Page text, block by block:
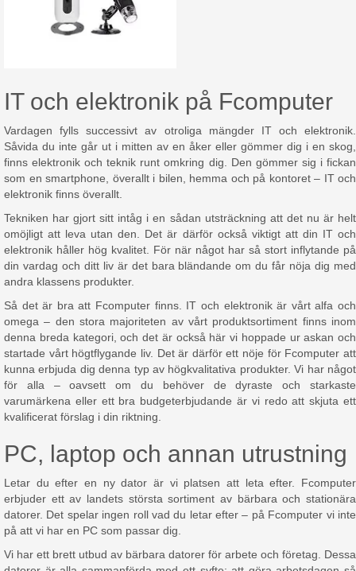
IT och elektronik på Fcomputer
Vardagen fylls successivt av otroliga mängder IT och elektronik.
Såvida du inte går ut i mitten av en åker eller gömmer dig i en skog,
finns elektronik och teknik runt omkring dig. Den gömmer sig i fickan
som en smartphone, överallt i bilen, hemma och på kontoret – IT och
elektronik finns överallt.
Tekniken har gjort sitt intåg i en sådan utsträckning att det nu är helt
omöjligt att leva utan den. Det är därför också viktigt att din IT och
elektronik håller hög kvalitet. För när något har så stort inflytande på
din vardag och ditt liv är det bara bländande om du får nöja dig med
andra klassens produkter.
Så det är bra att Fcomputer finns. IT och elektronik är vårt alfa och
omega – den stora majoriteten av vårt produktsortiment finns inom
denna breda kategori, och det är också här vi hoppade ur askan och
startade vårt högtflygande liv. Det är därför ett nöje för Fcomputer att
kunna erbjuda dig denna typ av högkvalitativa produkter. Vi har något
för alla – oavsett om du behöver de dyraste och starkaste
varumärkena eller ett bra budgeterbjudande är vi redo att skjuta ett
kvalificerat förslag i din riktning.
PC, laptop och annan utrustning
Letar du efter en ny dator är vi platsen att leta efter. Fcomputer
erbjuder ett av landets största sortiment av bärbara och stationära
datorer. Det spelar ingen roll vad du letar efter – på Fcomputer vi inte
på att vi har en PC som passar dig.
Vi har ett brett utbud av bärbara datorer för arbete och företag. Dessa